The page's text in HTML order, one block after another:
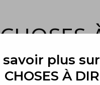
et voilà…
savoir plus
CHOSES À